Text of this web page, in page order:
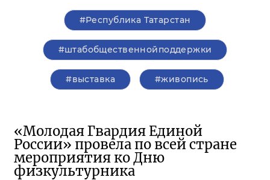
#Республика Татарстан
#штабобщественнойподдержки
#выставка #живопись
«Молодая Гвардия Единой
России» провела по всей стране
мероприятия ко Дню
физкультурника